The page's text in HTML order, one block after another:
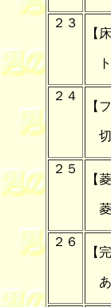
２３
【
ト
２４
【
切
２５
【
菱
２６
【
あ